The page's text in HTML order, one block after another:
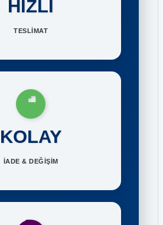
HIZLI
TESLİMAT
KOLAY
İADE & DEĞİŞİM